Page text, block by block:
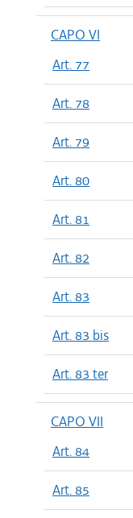
CAPO VI
Art. 77
Art. 78
Art. 79
Art. 80
Art. 81
Art. 82
Art. 83
Art. 83 bis
Art. 83 ter
CAPO VII
Art. 84
Art. 85